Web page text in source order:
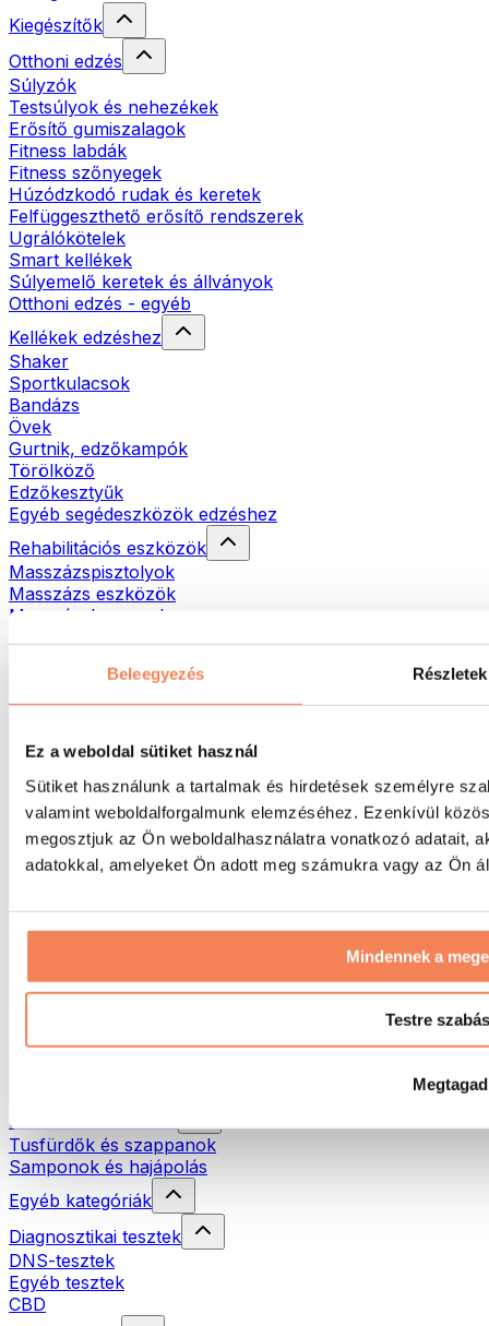
Beleegyezés Részletek
Ez a weboldal sütiket használ
Sütiket használunk a tartalmak és hirdetések személyre
valamint weboldalforgalmunk elemzéséhez. Ezenkívül
megosztjuk az Ön weboldalhasználatra vonatkozó adatait,
adatokkal, amelyeket Ön adott meg számukra vagy az Ön
Mindennek a
Testre szabás
Megtagad
Kiegészítők
Otthoni edzés
Súlyzók
Testsúlyok és nehezékek
Erősítő gumiszalagok
Fitness labdák
Fitness szőnyegek
Húzódzkodó rudak és keretek
Felfüggeszthető erősítő rendszerek
Ugrálókötelek
Smart kellékek
Súlyemelő keretek és állványok
Otthoni edzés - egyéb
Kellékek edzéshez
Shaker
Sportkulacsok
Bandázs
Övek
Gurtnik, edzőkampók
Törölköző
Edzőkesztyűk
Egyéb segédeszközök edzéshez
Rehabilitációs eszközök
Masszázspisztolyok
Masszázs eszközök
Masszázshengerek
Táskák & hátizsákok
Hátizsákok
Futás
Küzdősportok
Kerékpározás
Jóga és pilates
Úszás
Túrázás
Vörösfény-terápia
Öko háztartás
Natúrkozmetikumok
Tusfürdők és szappanok
Samponok és hajápolás
Egyéb kategóriák
Diagnosztikai tesztek
DNS-tesztek
Egyéb tesztek
CBD